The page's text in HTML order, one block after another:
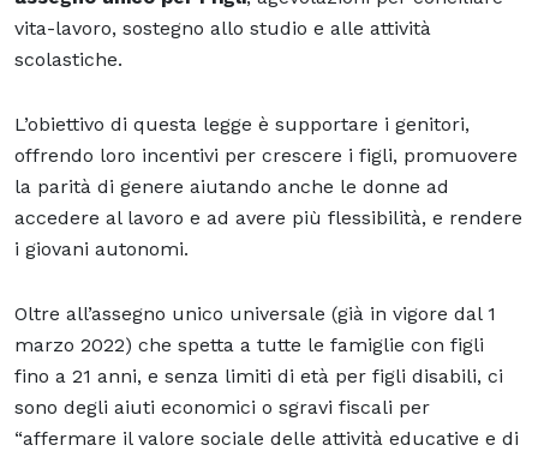
vita-lavoro, sostegno allo studio e alle attività
scolastiche.
L’obiettivo di questa legge è supportare i genitori,
offrendo loro incentivi per crescere i figli, promuovere
la parità di genere aiutando anche le donne ad
accedere al lavoro e ad avere più flessibilità, e rendere
i giovani autonomi.
Oltre all’assegno unico universale (già in vigore dal 1
marzo 2022) che spetta a tutte le famiglie con figli
fino a 21 anni, e senza limiti di età per figli disabili, ci
sono degli aiuti economici o sgravi fiscali per
“affermare il valore sociale delle attività educative e di